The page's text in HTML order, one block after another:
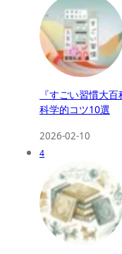
『すごい習慣大
科学的コツ10選
2026-02-10
4